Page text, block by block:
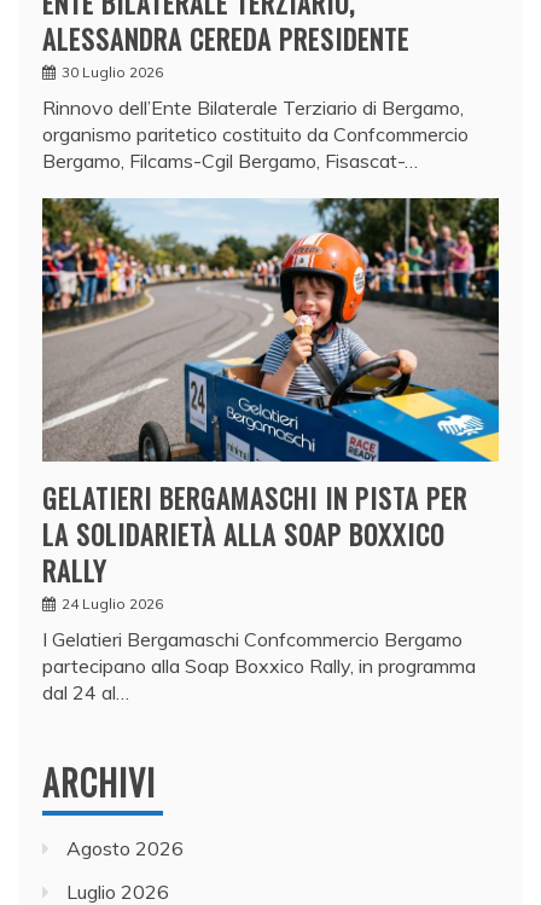
ALESSANDRA CEREDA PRESIDENTE
30 Luglio 2026
Rinnovo dell’Ente Bilaterale Terziario di Bergamo,
organismo paritetico costituito da Confcommercio
Bergamo, Filcams-Cgil Bergamo, Fisascat-…
GELATIERI BERGAMASCHI IN PISTA PER
LA SOLIDARIETÀ ALLA SOAP BOXXICO
RALLY
24 Luglio 2026
I Gelatieri Bergamaschi Confcommercio Bergamo
partecipano alla Soap Boxxico Rally, in programma
dal 24 al…
ARCHIVI
Agosto 2026
Luglio 2026